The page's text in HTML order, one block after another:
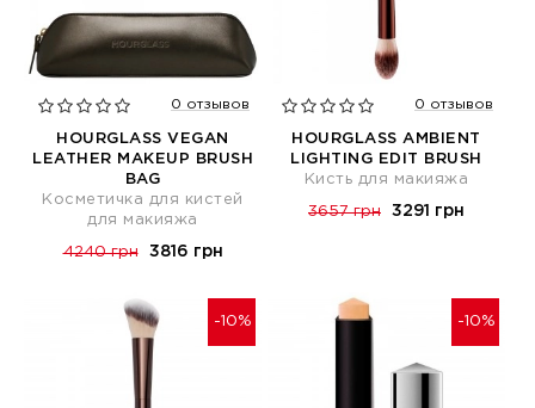
0 отзывов
HOURGLASS VEGAN
LEATHER MAKEUP BRUSH
BAG
Косметичка для кистей
для макияжа
4240 грн 3816 грн
0 отзывов
HOURGLASS AMBIENT
LIGHTING EDIT BRUSH
Кисть для макияжа
3657 грн 3291 грн
-10% -10%